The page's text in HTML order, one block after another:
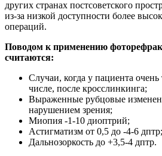
других странах постсоветского
из-за низкой доступности более
операций.
Поводом к применению
считаются:
Случаи, когда у пациента
числе, после кросслинкинга;
Выраженные рубцовые
нарушением зрения;
Миопия -1-10 диоптрий;
Астигматизм от 0,5 до -4-6 дптр;
Дальнозоркость до +3,5-4 дптр.